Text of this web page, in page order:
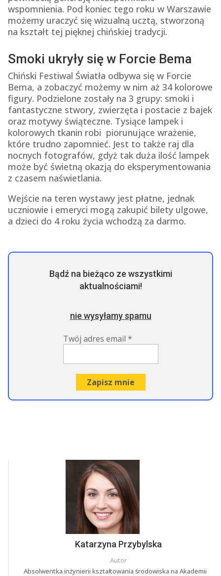
wspomnienia. Pod koniec tego roku w Warszawie
możemy uraczyć się wizualną ucztą, stworzoną
na kształt tej pięknej chińskiej tradycji.
Smoki ukryły się w Forcie Bema
Chiński Festiwal Światła odbywa się w Forcie
Bema, a zobaczyć możemy w nim aż 34 kolorowe
figury. Podzielone zostały na 3 grupy: smoki i
fantastyczne stwory, zwierzęta i postacie z bajek
oraz motywy świąteczne. Tysiące lampek i
kolorowych tkanin robi piorunujące wrażenie,
które trudno zapomnieć. Jest to także raj dla
nocnych fotografów, gdyż tak duża ilość lampek
może być świetną okazją do eksperymentowania
z czasem naświetlania.
Wejście na teren wystawy jest płatne, jednak
uczniowie i emeryci mogą zakupić bilety ulgowe,
a dzieci do 4 roku życia wchodzą za darmo.
Bądź na bieżąco ze wszystkimi
aktualnościami!
nie wysyłamy spamu
Twój adres email *
Katarzyna Przybylska
Autor
Absolwentka inżynierii kształtowania środowiska na Akademii